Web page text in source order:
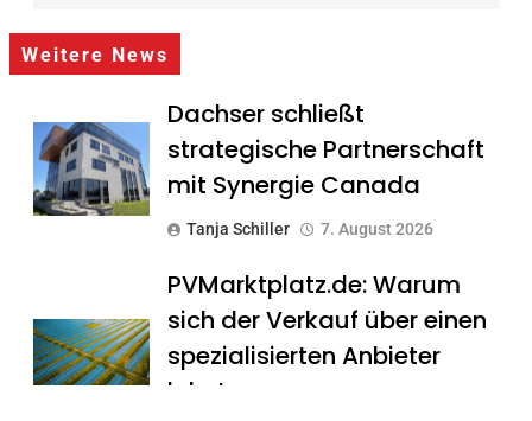
Weitere News
Dachser schließt
strategische Partnerschaft
mit Synergie Canada
Tanja Schiller 7. August 2026
PVMarktplatz.de: Warum
sich der Verkauf über einen
spezialisierten Anbieter
lohnt